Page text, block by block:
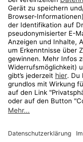
Aktionen
Travel